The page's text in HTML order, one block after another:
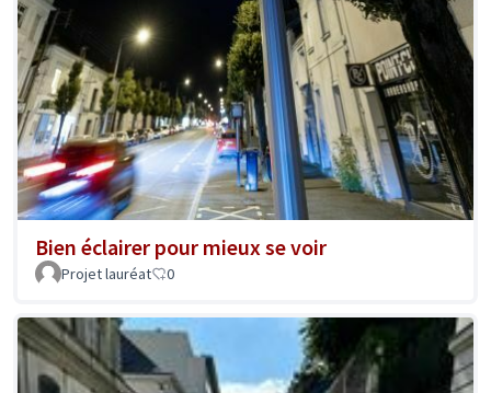
Bien éclairer pour mieux se voir
Projet lauréat 0